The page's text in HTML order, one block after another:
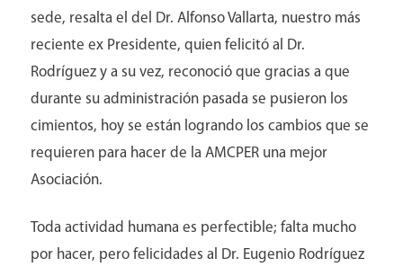
Contacto
sede, resalta el del Dr. Alfonso Vallarta, nuestro más
reciente ex Presidente, quien felicitó al Dr.
Rodríguez y a su vez, reconoció que gracias a que
durante su administración pasada se pusieron los
cimientos, hoy se están logrando los cambios que se
requieren para hacer de la AMCPER una mejor
Asociación.
Toda actividad humana es perfectible; falta mucho
por hacer, pero felicidades al Dr. Eugenio Rodríguez